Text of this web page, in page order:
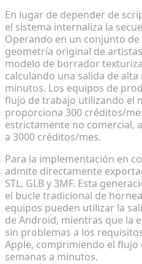
En lugar de depender de
el sistema internaliza la
Operando en un conjunto
geometría original de
modelo de borrador
calculando una salida de
minutos. Los equipos de
flujo de trabajo utilizando el
proporciona 300 créditos/
estrictamente no comercial,
a 3000 créditos/mes.
Para la implementación en
admite directamente
STL, GLB y 3MF. Esta
el bucle tradicional de
equipos pueden utilizar la
de Android, mientras que la
sin problemas a los
Apple, comprimiendo el flujo
semanas a minutos.